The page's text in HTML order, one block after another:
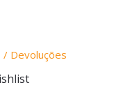
/ Devoluções